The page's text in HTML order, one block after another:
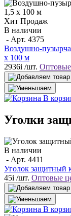
Хит Продаж
В наличии
- Арт. 4375
Воздушно-
х 100 м
2936i /шт.
В
Уголки
В наличии
- Арт. 4411
Уголок защитный
45i /шт. Оптовые
В